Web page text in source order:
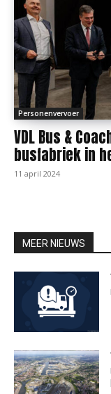
Personenvervoer
VDL Bus &
busfabriek in
11 april 2024
MEER NIEUWS